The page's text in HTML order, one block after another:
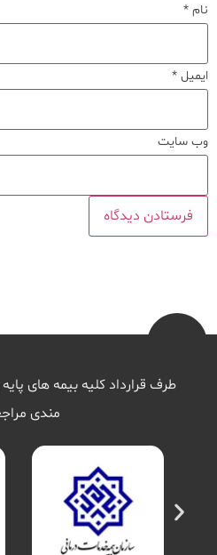
نام *
ایمیل *
وب‌ سایت
طرف قرارداد کلیه بیمه های
مندی